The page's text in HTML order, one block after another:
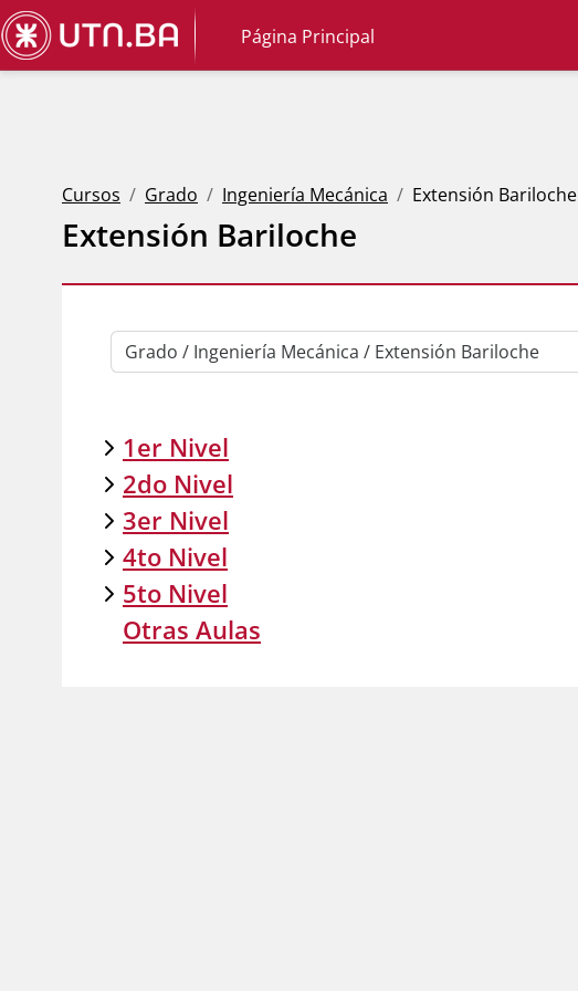
Salta al contenido principal
Página Principal
Cursos Grado Ingeniería Mecánica Extensión Bariloche
Extensión Bariloche
Categorías
1er Nivel
2do Nivel
3er Nivel
4to Nivel
5to Nivel
Otras Aulas